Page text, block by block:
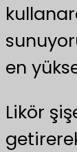
en
Likör